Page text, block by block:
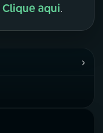
Clique aqui.
›